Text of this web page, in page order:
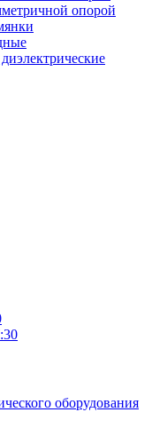
опорой